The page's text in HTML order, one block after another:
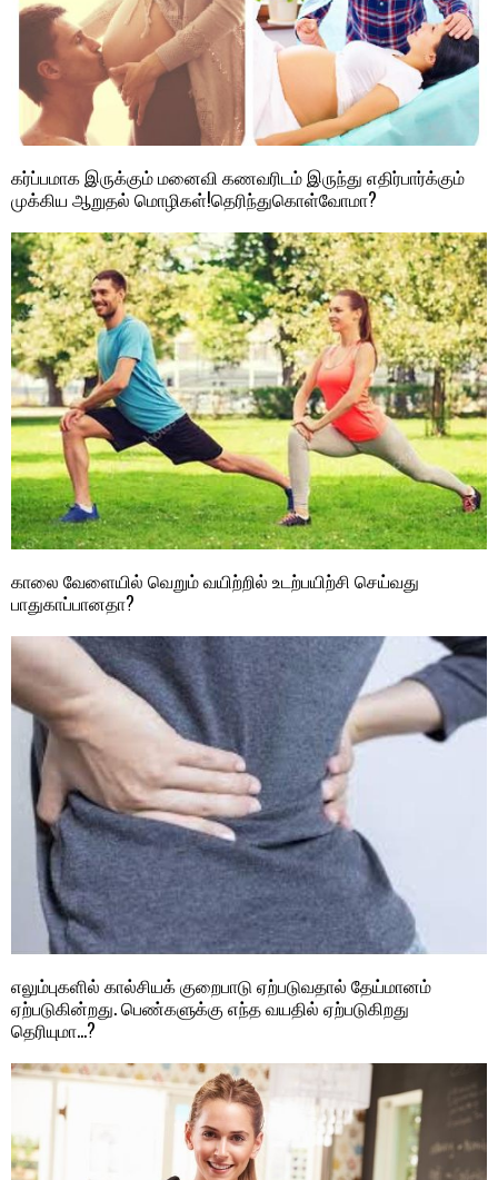
கர்ப்பமாக இருக்கும் மனைவி கணவரிடம் இருந்து எதிர்பார்க்கும்
முக்கிய ஆறுதல் மொழிகள்!தெரிந்துகொள்வோமா?
காலை வேளையில் வெறும் வயிற்றில் உடற்பயிற்சி செய்வது
பாதுகாப்பானதா?
எலும்புகளில் கால்சியக் குறைபாடு ஏற்படுவதால் தேய்மானம்
ஏற்படுகின்றது. பெண்களுக்கு எந்த வயதில் ஏற்படுகிறது
தெரியுமா…?